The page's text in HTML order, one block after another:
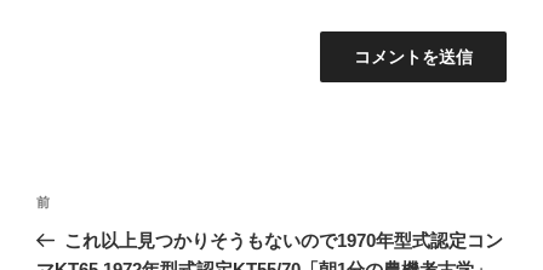
投
ナ
前
の
投
前
これ以上見つかりそうもないので1970年型式認定コン